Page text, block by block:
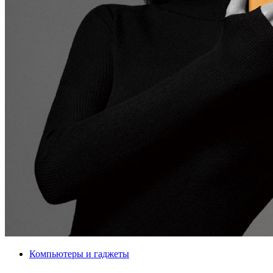
Компьютеры и гаджеты